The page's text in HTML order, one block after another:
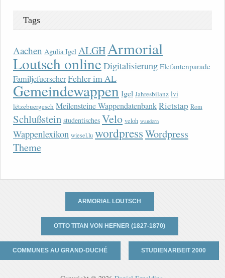
Tags
Aachen Agulia Igel ALGHArmorial
Loutsch onlineDigitalisierung Elefantenparade
FamiljefuerscherFehler im AL
Gemeindewappen Igel Jahresbilanz lvi
lëtzebuergesch Meilensteine WappendatenbankRietstap Rom
Schlußstein studentisches Velo veloh wandern
Wappenlexikon wiesel.lu wordpressWordpress
Theme
ARMORIAL LOUTSCH
OTTO TITAN VON HEFNER (1827-1870)
COMMUNES AU GRAND-DUCHÉ STUDIENARBEIT 2000